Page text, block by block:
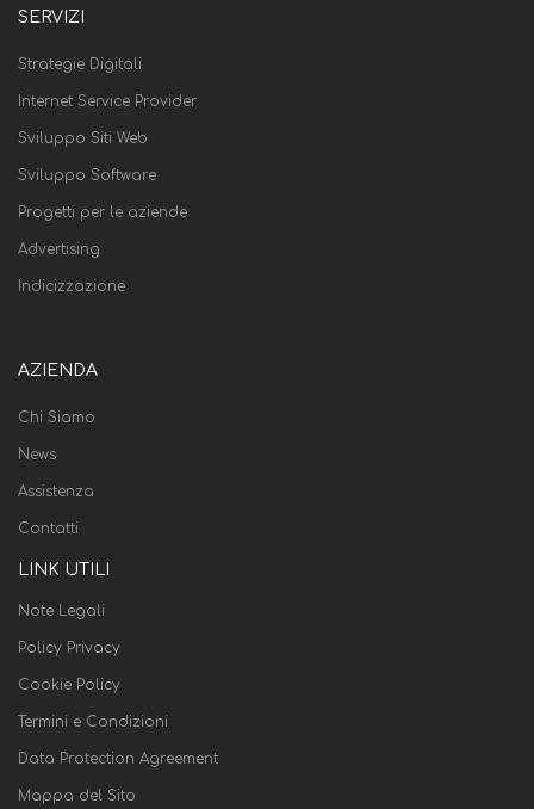
SERVIZI
Strategie Digitali
Internet Service Provider
Sviluppo Siti Web
Sviluppo Software
Progetti per le aziende
Advertising
Indicizzazione
AZIENDA
Chi Siamo
News
Assistenza
Contatti
LINK UTILI
Note Legali
Policy Privacy
Cookie Policy
Termini e Condizioni
Data Protection Agreement
Mappa del Sito